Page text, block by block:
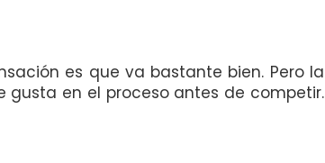
es que va bastante bien. Pero la
en el proceso antes de competir.